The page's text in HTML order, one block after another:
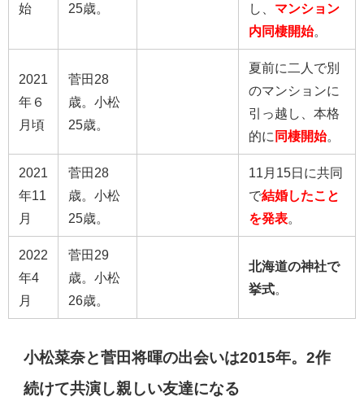
始
25歳。
し、 マンション
内同棲開始。
2021
年６
月頃
菅田28
歳。小松
25歳。
夏前に二人で別
のマンションに
引っ越し、本格
的に 同棲開始。
2021
年11
月
菅田28
歳。小松
25歳。
11月15日に共同
で結婚したこと
を発表
2022
年4
月
菅田29
歳。小松
26歳。
北海道の神社で
挙式
小松菜奈と菅田将暉の出会いは2015年。2作
続けて共演し親しい友達になる